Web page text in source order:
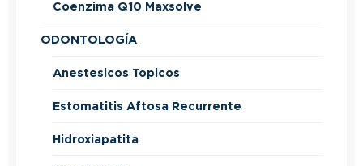
Coenzima Q10 Maxsolve
ODONTOLOGÍA
Anestesicos Topicos
Estomatitis Aftosa Recurrente
Hidroxiapatita